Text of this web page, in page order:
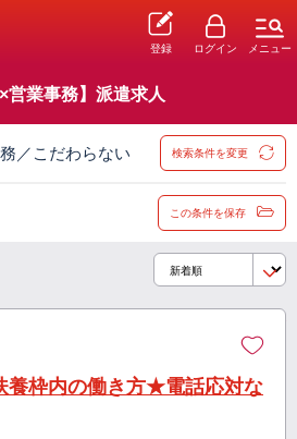
登録 ログイン メニュー
営業事務】派遣求人
／こだわらない 検索条件を変更
この条件を保存
枠内の働き方★電話応対な